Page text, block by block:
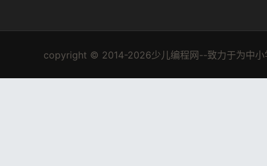
copyright © 2014-2026少儿编程网--致力于为中小